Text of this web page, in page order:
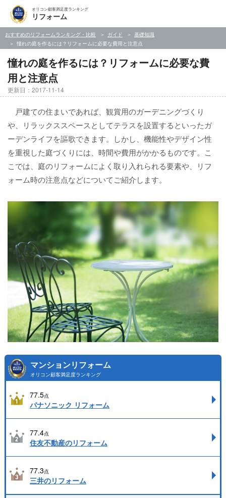
オリコン顧客満足度ランキング
リフォーム
おすすめのリフォームランキング・比較 ガイド
基礎知識
憧れの庭を作るには？リフォームに必要な費用と注意点
憧れの庭を作るには？リフォームに必要な費
用と注意点
更新日：2017-11-14
戸建ての住まいであれば、観賞用のガーデニングづくり
や、リラックススペースとしてテラスを設置するといったガ
ーデンライフを謳歌できます。しかし、機能性やデザイン性
を重視した庭づくりには、時間や費用がかかるものです。こ
こでは、庭のリフォームによく取り入れられる要素や、リフ
ォーム時の注意点などについてご紹介します。
マンションリフォーム
オリコン顧客満足度ランキング
77.5点
パナソニック リフォーム
77.4点
住友不動産のリフォーム
77.3点
三井のリフォーム